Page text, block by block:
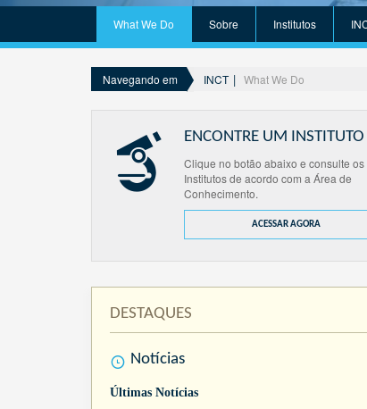
What We Do Sobre Institutos
Navegando em INCT What We Do
ENCONTRE UM INSTITUTO
Clique no botão abaixo e consulte os
Institutos de acordo com a Área de
Conhecimento.
ACESSAR AGORA
DESTAQUES
Notícias
Últimas Notícias